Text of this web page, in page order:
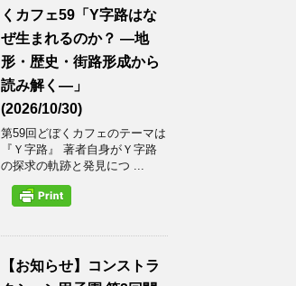
くカフェ59「Y字路はな
ぜ生まれるのか？ ―地
形・歴史・街路形成から
読み解く―」
(2026/10/30)
第59回どぼくカフェのテーマは
『Ｙ字路』 著者自身がＹ字路
の探求の軌跡と発見につ ...
【お知らせ】コンストラ